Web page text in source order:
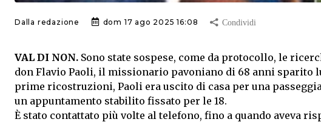
Dalla redazione dom 17 ago 2025 16:08
VAL DI NON. Sono state sospese, come da protocollo, le
don Flavio Paoli, il missionario pavoniano di 68 anni sparito
prime ricostruzioni, Paoli era uscito di casa per una
un appuntamento stabilito fissato per le 18.
È stato contattato più volte al telefono, fino a quando aveva